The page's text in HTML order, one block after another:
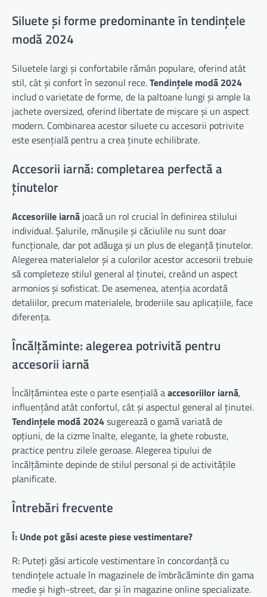
Siluete și forme predominante în tendințele
modă 2024
Siluetele largi și confortabile rămân populare, oferind atât
stil, cât și confort în sezonul rece.Tendințele modă 2024
includ o varietate de forme, de la paltoane lungi și ample la
jachete oversized, oferind libertate de mișcare și un aspect
modern. Combinarea acestor siluete cu accesorii potrivite
este esențială pentru a crea ținute echilibrate.
Accesorii iarnă: completarea perfectă a
ținutelor
Accesoriile iarnă joacă un rol crucial în definirea stilului
individual. Șalurile, mănușile și căciulile nu sunt doar
funcționale, dar pot adăuga și un plus de eleganță ținutelor.
Alegerea materialelor și a culorilor acestor accesorii trebuie
să completeze stilul general al ținutei, creând un aspect
armonios și sofisticat. De asemenea, atenția acordată
detaliilor, precum materialele, broderiile sau aplicațiile, face
diferența.
Încălțăminte: alegerea potrivită pentru
accesorii iarnă
Încălțămintea este o parte esențială aaccesoriilor iarnă,
influențând atât confortul, cât și aspectul general al ținutei.
Tendințele modă 2024sugerează o gamă variată de
opțiuni, de la cizme înalte, elegante, la ghete robuste,
practice pentru zilele geroase. Alegerea tipului de
încălțăminte depinde de stilul personal și de activitățile
planificate.
Întrebări frecvente
Î: Unde pot găsi aceste piese vestimentare?
R: Puteți găsi articole vestimentare în concordanță cu
tendințele actuale în magazinele de îmbrăcăminte din gama
medie și high-street, dar și în magazine online specializate.